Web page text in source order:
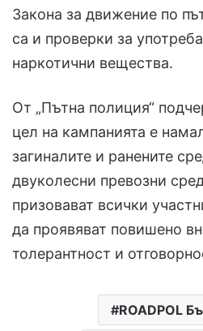
Закона за движение по
са и проверки за
наркотични вещества.
От „Пътна полиция“
цел на кампанията е
загиналите и ранените
двуколесни превозни
призовават всички
да проявяват повишено
толерантност и
ROADPOL